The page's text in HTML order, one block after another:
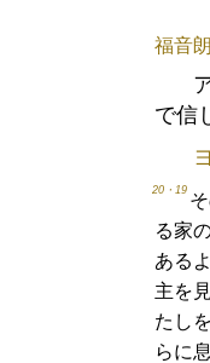
福音
で信
20・19
る家
ある
主を
たし
らに